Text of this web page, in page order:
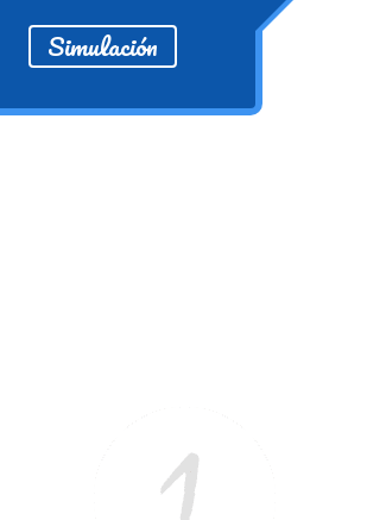
Simulación